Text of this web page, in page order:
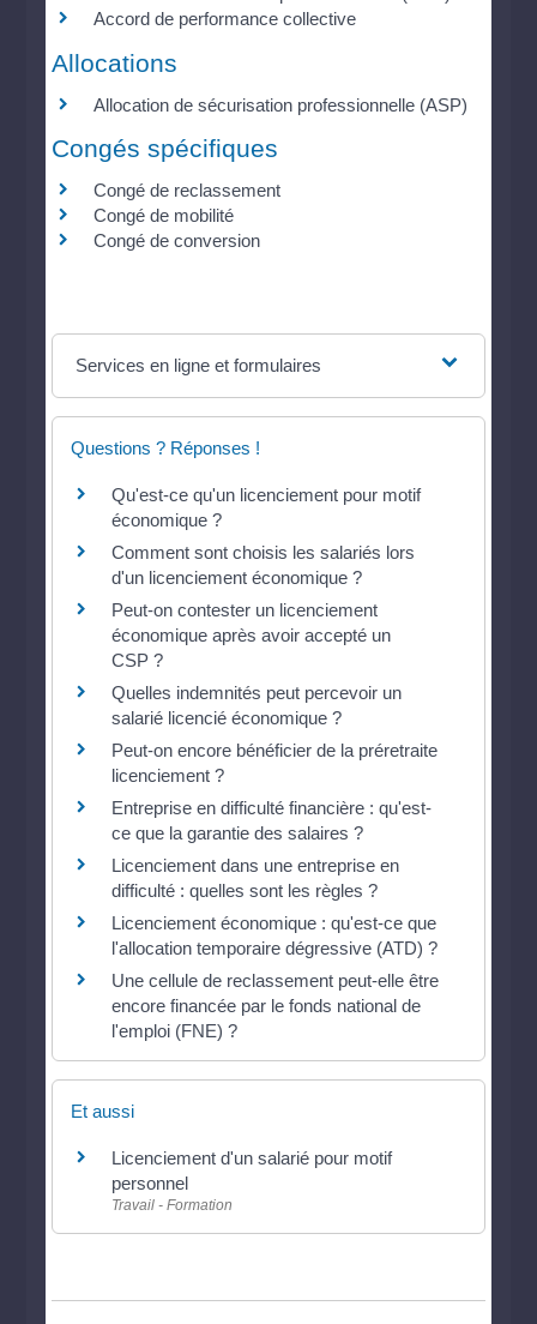
Accord de performance collective
Allocations
Allocation de sécurisation professionnelle (ASP)
Congés spécifiques
Congé de reclassement
Congé de mobilité
Congé de conversion
Services en ligne et formulaires
Questions ? Réponses !
Qu'est-ce qu'un licenciement pour motif
économique ?
Comment sont choisis les salariés lors
d'un licenciement économique ?
Peut-on contester un licenciement
économique après avoir accepté un
CSP ?
Quelles indemnités peut percevoir un
salarié licencié économique ?
Peut-on encore bénéficier de la préretraite
licenciement ?
Entreprise en difficulté financière : qu'est-
ce que la garantie des salaires ?
Licenciement dans une entreprise en
difficulté : quelles sont les règles ?
Licenciement économique : qu'est-ce que
l'allocation temporaire dégressive (ATD) ?
Une cellule de reclassement peut-elle être
encore financée par le fonds national de
l'emploi (FNE) ?
Et aussi
Licenciement d'un salarié pour motif
personnel
Travail - Formation